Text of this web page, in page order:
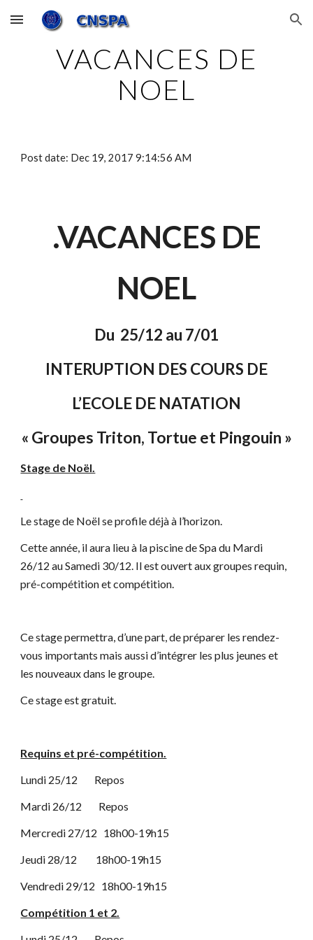
Skip to main content Skip to navigation
VACANCES DE
NOEL
Post date: Dec 19, 2017 9:14:56 AM
.VACANCES DE
NOEL
Du 25/12 au 7/01
INTERUPTION DES COURS DE
L’ECOLE DE NATATION
« Groupes Triton, Tortue et Pingouin »
Stage de Noël.
Le stage de Noël se profile déjà à l’horizon.
Cette année, il aura lieu à la piscine de Spa du Mardi
26/12 au Samedi 30/12. Il est ouvert aux groupes requin,
pré-compétition et compétition.
Ce stage permettra, d’une part, de préparer les rendez-
vous importants mais aussi d’intégrer les plus jeunes et
les nouveaux dans le groupe.
Ce stage est gratuit.
Requins et pré-compétition.
Lundi 25/12 Repos
Mardi 26/12 Repos
Mercredi 27/12 18h00-19h15
Jeudi 28/12 18h00-19h15
Vendredi 29/12 18h00-19h15
Compétition 1 et 2.